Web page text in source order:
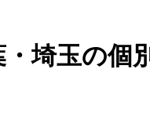
埼玉の個